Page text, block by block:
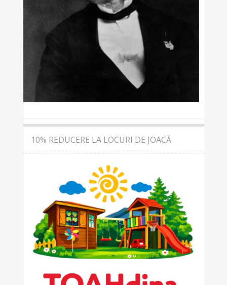
10% REDUCERE LA LOCURI DE JOACĂ